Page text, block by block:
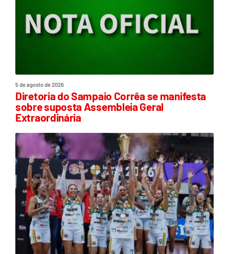
5 de agosto de 2026
Diretoria do Sampaio Corrêa se manifesta
sobre suposta Assembleia Geral
Extraordinária